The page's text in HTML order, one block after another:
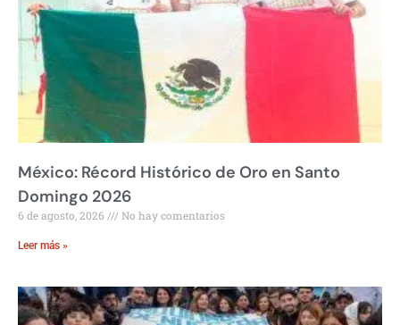
México: Récord Histórico de Oro en Santo
Domingo 2026
6 de agosto, 2026 No hay comentarios
Leer más »